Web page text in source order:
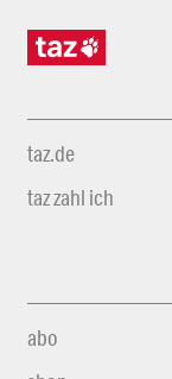
taz.de
taz zahl ich
abo